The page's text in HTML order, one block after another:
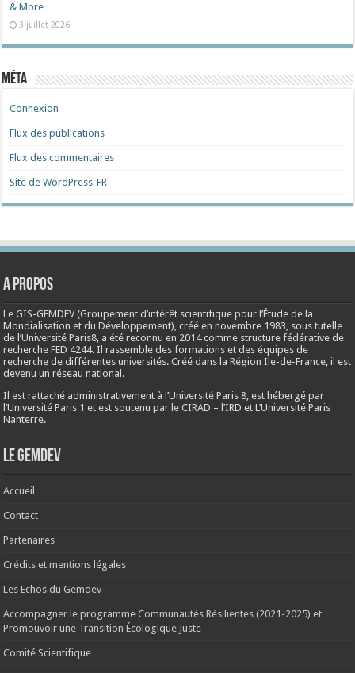
& More
3 juillet 2026
Méta
Connexion
Flux des publications
Flux des commentaires
Site de WordPress-FR
A propos
Le GIS-GEMDEV (Groupement d’intérêt scientifique pour l’Étude de la
Mondialisation et du Développement), créé ennovembre 1983, sous tutelle
de l’Université Paris8, a été reconnu en 2014 comme structure fédérative de
recherche FED 4244. Il rassemble des formations et des équipes de
recherche de différentes universités. Créé dans la Région Ile-de-France, il est
devenu un réseau national.
Il est rattaché administrativement à l’Université Paris 8, est hébergé par
l’Université Paris 1 et est soutenu par le CIRAD – l’IRD et L’Université Paris
Nanterre.
Le Gemdev
Accueil
Contact
Partenaires
Crédits et mentions légales
Les Echos du Gemdev
Accompagner le programme Communautés Résilientes (2021-2025) et
Promouvoir une Transition Écologique Juste
Comité Scientifique